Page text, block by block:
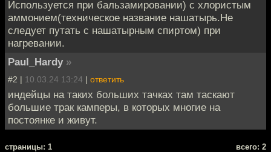
Используется при бальзамировании) с хлористым
аммонием(техническое название нашатырь.Не
следует путать с нашатырным спиртом) при
нагревании.
Paul_Hardy »
#2 | 10.03.24 13:24 | ответить
индейцы на таких больших тачках там таскают
большие трак камперы, в которых многие на
постоянке и живут.
cтраницы: 1 всего: 2